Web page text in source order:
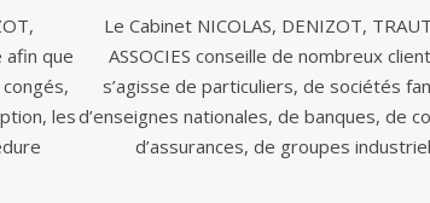
afin que
les
Le Cabinet NICOLAS, DENIZOT,
ASSOCIES conseille de nombreux
s’agisse de particuliers, de sociétés
d’enseignes nationales, de banques, de
d’assurances, de groupes